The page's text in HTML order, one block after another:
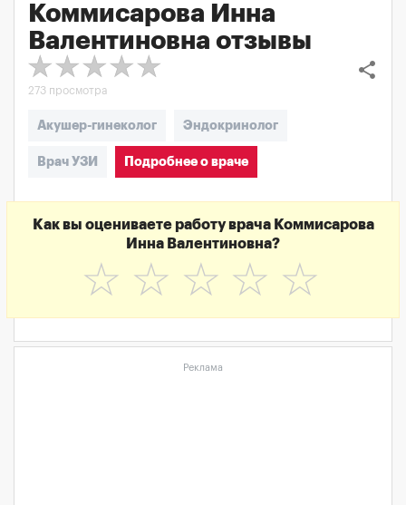
Коммисарова Инна
Валентиновна отзывы
share
273 просмотра
Акушер-гинеколог Эндокринолог
Врач УЗИ Подробнее о враче
Как вы оцениваете работу врача Коммисарова
Инна Валентиновна?
☆
☆
☆
☆
☆
Реклама